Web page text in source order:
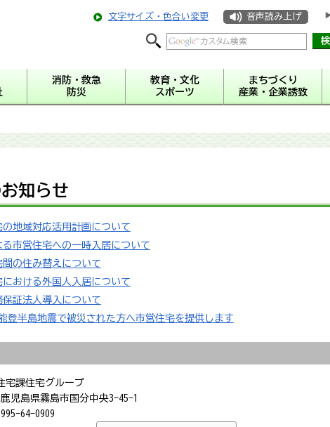
文字サイズ・色合い変更 音声読み上げ
消防・救急
防災
教育・文化
スポーツ
まちづくり
産業・企業誘致
知らせ
の地域対応活用計画について
る市営住宅への一時入居について
間の住み替えについて
における外国人入居について
保証法人導入について
登半島地震で被災された方へ市営住宅を提供します
宅課住宅グループ
児島県霧島市国分中央3-45-1
64-0909